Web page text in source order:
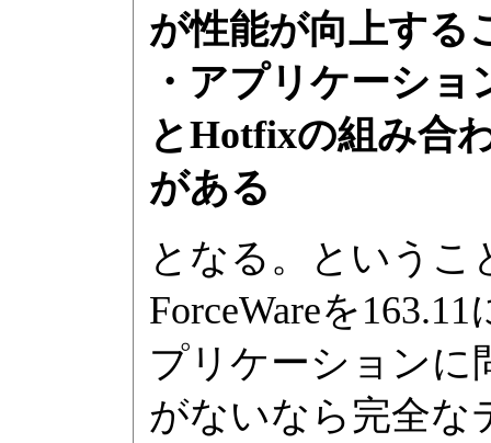
が性能が向上する
・アプリケーシ
とHotfixの組み合
がある
となる。というこ
ForceWareを
プリケーションに
がないなら完全な